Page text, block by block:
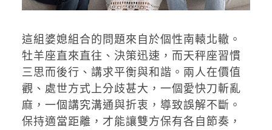
這組婆媳組合的問題來自於個性南轅北轍。
牡羊座直來直往、決策迅速，而天秤座習慣
三思而後行、講求平衡與和諧。兩人在價值
觀、處世方式上分歧甚大，一個愛快刀斬亂
麻，一個講究溝通與折衷，導致誤解不斷。
保持適當距離，才能讓雙方保有各自節奏，